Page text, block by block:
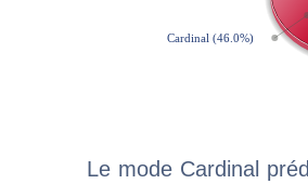
Le mode Cardinal